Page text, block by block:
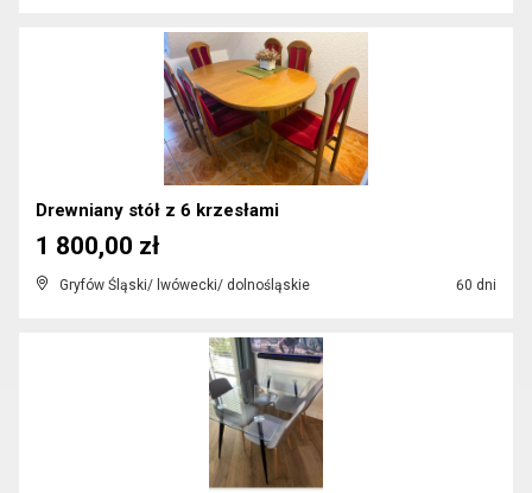
Drewniany stół z 6 krzesłami
Gryfów Śląski/ lwówecki/ dolnośląskie 60 dni
1 800,00 zł